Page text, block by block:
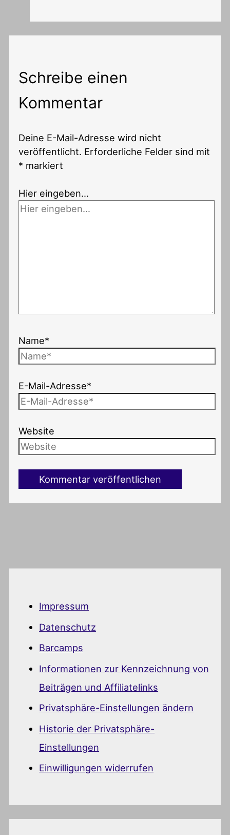
Schreibe einen
Kommentar
Deine E-Mail-Adresse wird nicht
veröffentlicht. Erforderliche Felder sind mit
* markiert
Hier eingeben…
Name*
E-Mail-Adresse*
Website
Impressum
Datenschutz
Barcamps
Informationen zur Kennzeichnung von
Beiträgen und Affiliatelinks
Privatsphäre-Einstellungen ändern
Historie der Privatsphäre-
Einstellungen
Einwilligungen widerrufen